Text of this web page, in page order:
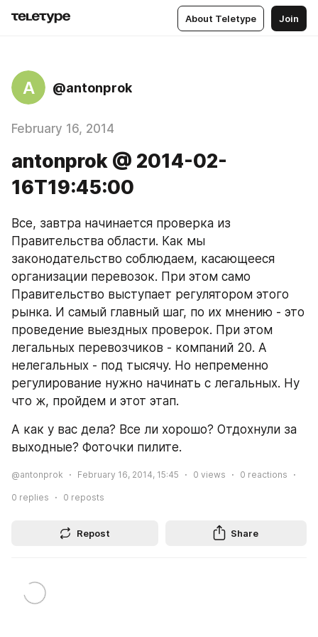
About Teletype Join
A @antonprok
February 16, 2014
antonprok @ 2014-02-
16T19:45:00
Все, завтра начинается проверка из
Правительства области. Как мы
законодательство соблюдаем, касающееся
организации перевозок. При этом само
Правительство выступает регулятором этого
рынка. И самый главный шаг, по их мнению - это
проведение выездных проверок. При этом
легальных перевозчиков - компаний 20. А
нелегальных - под тысячу. Но непременно
регулирование нужно начинать с легальных. Ну
что ж, пройдем и этот этап.
А как у вас дела? Все ли хорошо? Отдохнули за
выходные? Фоточки пилите.
@antonprok February 16, 2014, 15:45 0 views 0 reactions
0 replies 0 reposts
Repost Share